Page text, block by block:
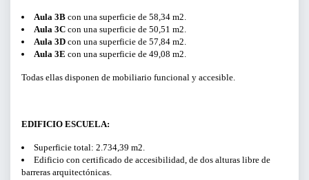
Aula 3B con una superficie de 58,34 m2.
Aula 3C con una superficie de 50,51 m2.
Aula 3D con una superficie de 57,84 m2.
Aula 3E con una superficie de 49,08 m2.
Todas ellas disponen de mobiliario funcional y accesible.
EDIFICIO ESCUELA:
Superficie total: 2.734,39 m2.
Edificio con certificado de accesibilidad, de dos alturas libre de
barreras arquitectónicas.